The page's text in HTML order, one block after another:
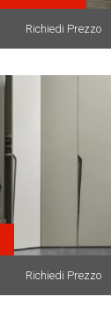
Richiedi Prezzo
Richiedi Prezzo